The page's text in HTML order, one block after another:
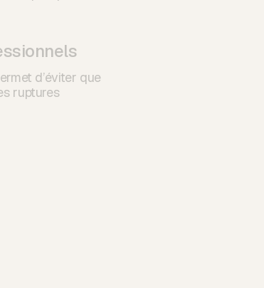
d’éviter que
ruptures